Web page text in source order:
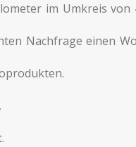
im Umkreis von
Nachfrage einen